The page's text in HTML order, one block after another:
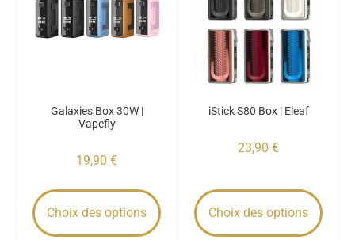
Galaxies Box 30W |
Vapefly
19,90 €
Choix des options
iStick S80 Box | Eleaf
23,90 €
Choix des options